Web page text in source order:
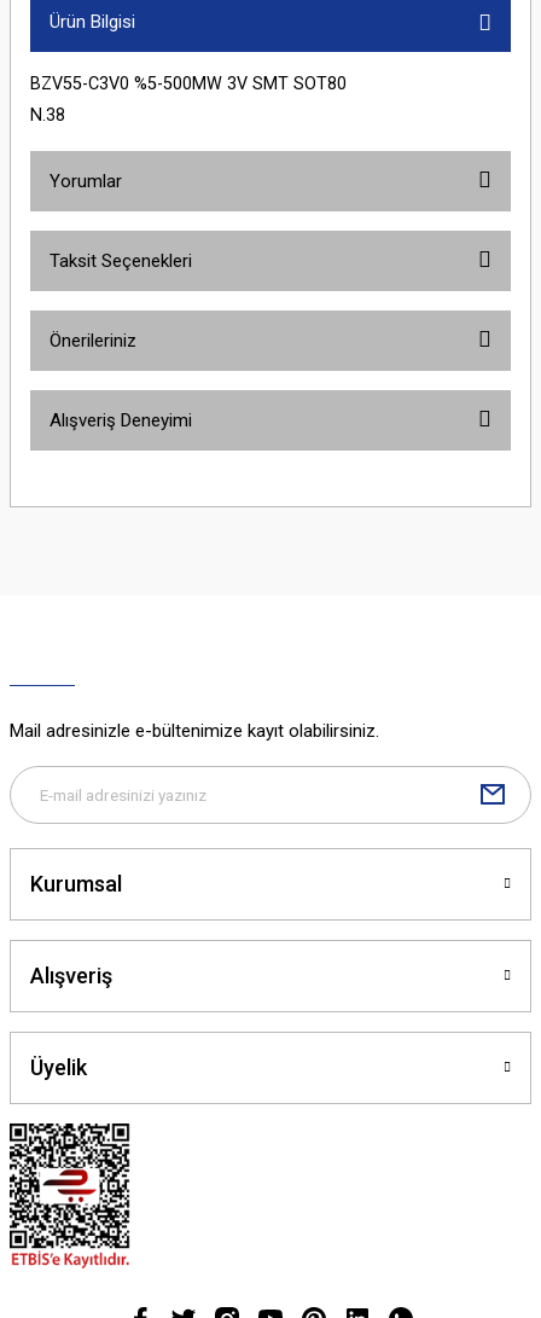
Ürün Bilgisi
BZV55-C3V0 %5-500MW 3V SMT SOT80
N.38
Yorumlar
Taksit Seçenekleri
Önerileriniz
yetersiz gördüğünüz noktaları öneri formunu kullanarak tarafımıza
Gönder
Alışveriş Deneyimi
Mail adresinizle e-bültenimize kayıt olabilirsiniz.
Kurumsal
Alışveriş
Üyelik